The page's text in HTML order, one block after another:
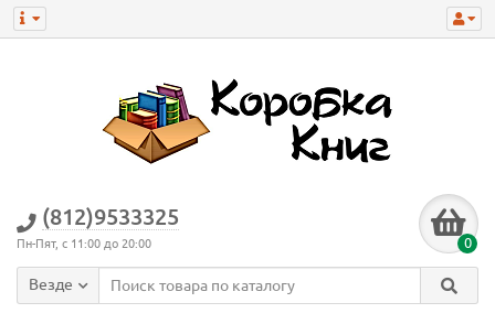
(812)9533325
Пн-Пят, с 11:00 до 20:00 0
Везде